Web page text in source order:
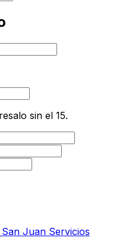
sin el 15.
Juan Servicios